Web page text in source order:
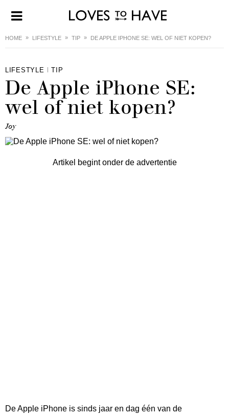
HOME LIFESTYLE TIP DE APPLE IPHONE SE: WEL OF NIET KOPEN?
LIFESTYLE TIP
De Apple iPhone SE:
wel of niet kopen?
Joy
Artikel begint onder de advertentie
De Apple iPhone is sinds jaar en dag één van de